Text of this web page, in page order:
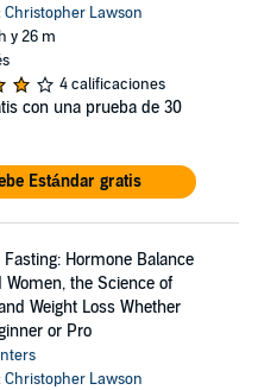
Christopher Lawson
y 26 m
4 calificaciones
con una prueba de 30
Estándar gratis
Fasting: Hormone Balance
Women, the Science of
Weight Loss Whether
or Pro
Christopher Lawson